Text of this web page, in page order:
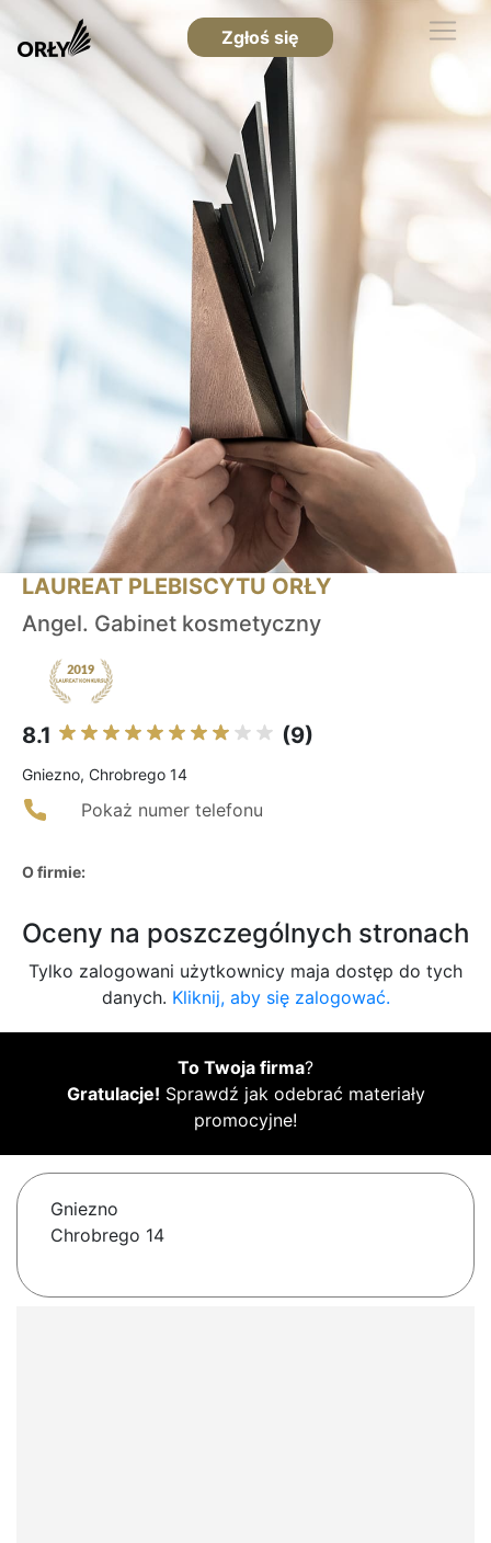
Zgłoś się
LAUREAT PLEBISCYTU ORŁY
Angel. Gabinet kosmetyczny
8.1 (9)
Gniezno, Chrobrego 14
Pokaż numer telefonu
O firmie:
Oceny na poszczególnych stronach
Tylko zalogowani użytkownicy maja dostęp do tych
danych. Kliknij, aby się zalogować.
To Twoja firma?
Gratulacje! Sprawdź jak odebrać materiały
promocyjne!
Gniezno
Chrobrego 14